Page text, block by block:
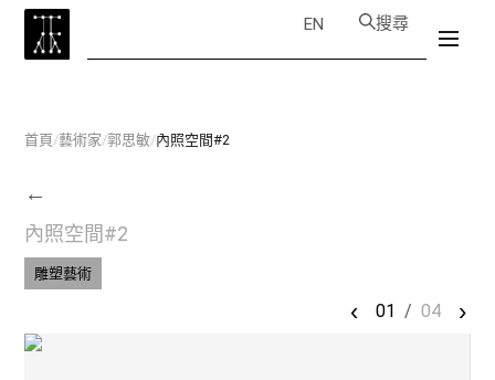
EN 搜尋
首頁/藝術家/郭思敏/內照空間#2
←
內照空間#2
雕塑藝術
‹ 01 / 04 ›